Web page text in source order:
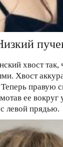
хвост так,
Хвост
Теперь правую
ее вокруг
левой прядью.